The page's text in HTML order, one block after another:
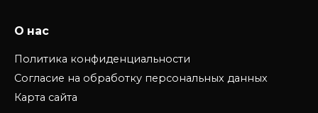
О нас
Политика конфиденциальности
Согласие на обработку персональных данных
Карта сайта